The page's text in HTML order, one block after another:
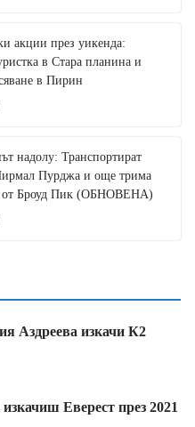
акции през уикенда:
в Стара планина и
в Пирин
надолу: Транспортират
Пурджа и още трима
от Броуд Пик (ОБНОВЕНА)
Аздреева изкачи К2
Еверест през 2021